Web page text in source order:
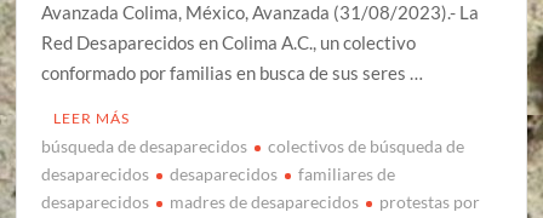
Avanzada Colima, México, Avanzada (31/08/2023).- La
Red Desaparecidos en Colima A.C., un colectivo
conformado por familias en busca de sus seres …
LEER MÁS
búsqueda de desaparecidos
colectivos de búsqueda de
desaparecidos
desaparecidos
familiares de
desaparecidos
madres de desaparecidos
protestas por